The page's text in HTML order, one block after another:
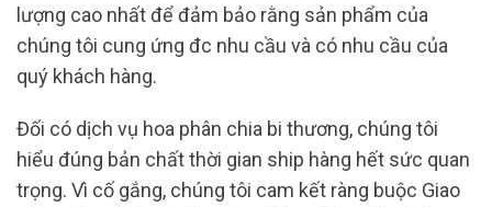
lượng cao nhất để đảm bảo rằng sản phẩm của
chúng tôi cung ứng đc nhu cầu và có nhu cầu của
quý khách hàng.
Đối có dịch vụ hoa phân chia bi thương, chúng tôi
hiểu đúng bản chất thời gian ship hàng hết sức quan
trọng. Vì cố gắng, chúng tôi cam kết ràng buộc Giao